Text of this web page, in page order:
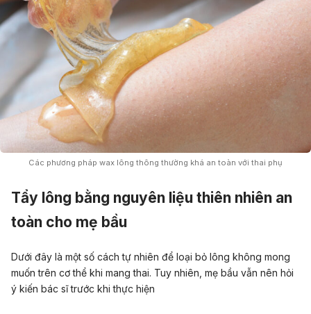
Các phương pháp wax lông thông thường khá an toàn với thai phụ
Tẩy lông bằng nguyên liệu thiên nhiên an
toàn cho mẹ bầu
Dưới đây là một số cách tự nhiên để loại bỏ lông không mong
muốn trên cơ thể khi mang thai. Tuy nhiên, mẹ bầu vẫn nên hỏi
ý kiến ​​bác sĩ trước khi thực hiện